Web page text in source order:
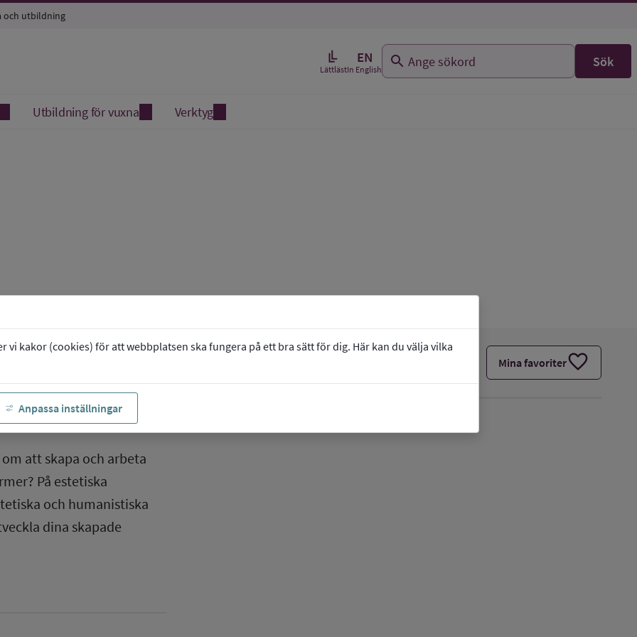
vi kakor (cookies) för att webbplatsen ska fungera på ett bra sätt för dig. Här kan du välja vilka
Anpassa inställningar
och utbildning
Lättläst
EN
In English Sök
Utbildning för vuxna Verktyg
Mina favoriterfavorite
att skapa och arbeta
På estetiska
och humanistiska
dina skapade